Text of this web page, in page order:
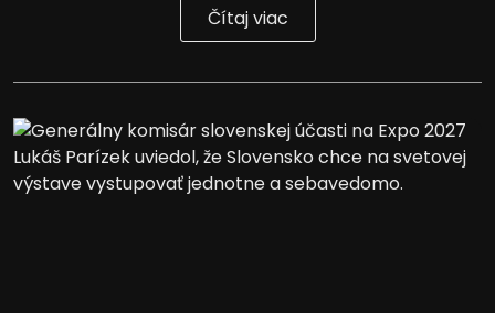
Čítaj viac